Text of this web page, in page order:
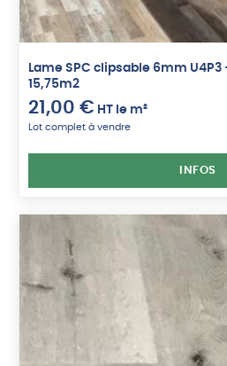
Lame SPC clipsable 6mm U4P3
15,75m2
21,00€ HT le m²
Lot complet à vendre
INFOS